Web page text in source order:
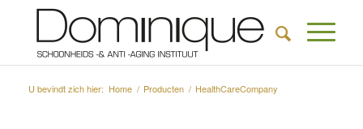
U bevindt zich hier: Home / Producten / HealthCareCompany